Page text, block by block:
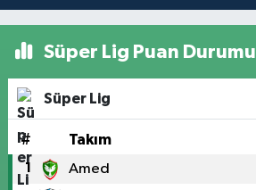
Süper Lig Puan Durumu
Süper Lig
# Takım
1 Amed